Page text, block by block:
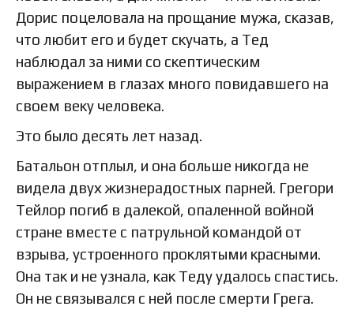
Дорис поцеловала на прощание мужа, сказав,
что любит его и будет скучать, а Тед
наблюдал за ними со скептическим
выражением в глазах много повидавшего на
своем веку человека.
Это было десять лет назад.
Батальон отплыл, и она больше никогда не
видела двух жизнерадостных парней. Грегори
Тейлор погиб в далекой, опаленной войной
стране вместе с патрульной командой от
взрыва, устроенного проклятыми красными.
Она так и не узнала, как Теду удалось спастись.
Он не связывался с ней после смерти Грега.